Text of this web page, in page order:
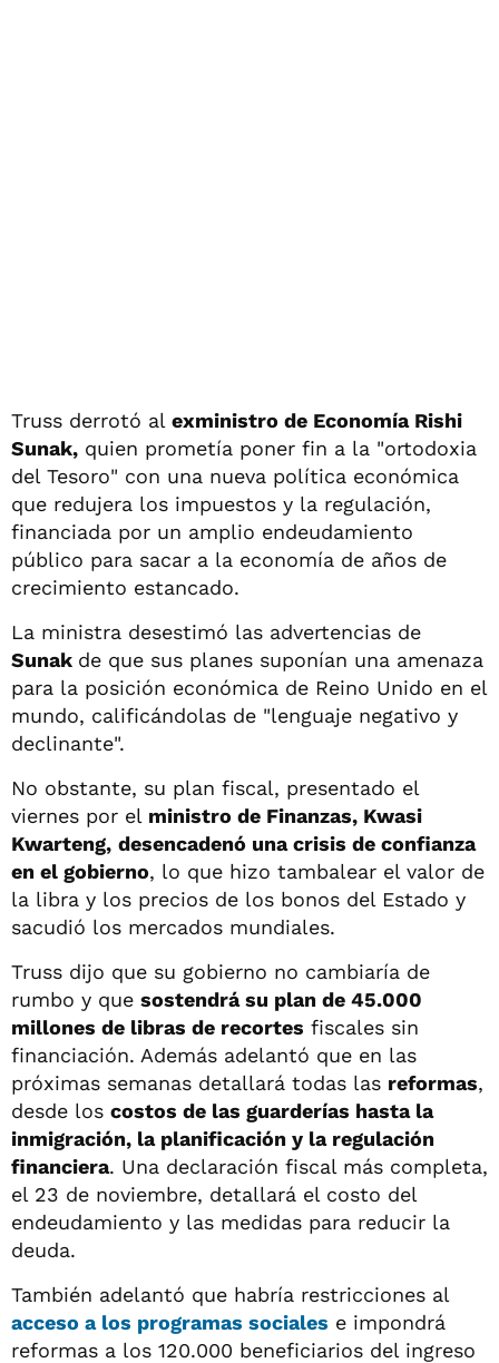
Truss derrotó al exministro de Economía Rishi
Sunak, quien prometía poner fin a la "ortodoxia
del Tesoro" con una nueva política económica
que redujera los impuestos y la regulación,
financiada por un amplio endeudamiento
público para sacar a la economía de años de
crecimiento estancado.
La ministra desestimó las advertencias de
Sunak de que sus planes suponían una amenaza
para la posición económica de Reino Unido en el
mundo, calificándolas de "lenguaje negativo y
declinante".
No obstante, su plan fiscal, presentado el
viernes por el ministro de Finanzas, Kwasi
Kwarteng, desencadenó una crisis de confianza
en el gobierno, lo que hizo tambalear el valor de
la libra y los precios de los bonos del Estado y
sacudió los mercados mundiales.
Truss dijo que su gobierno no cambiaría de
rumbo y que sostendrá su plan de 45.000
millones de libras de recortes fiscales sin
financiación. Además adelantó que en las
próximas semanas detallará todas las reformas,
desde los costos de las guarderías hasta la
inmigración, la planificación y la regulación
financiera. Una declaración fiscal más completa,
el 23 de noviembre, detallará el costo del
endeudamiento y las medidas para reducir la
deuda.
También adelantó que habría restricciones al
acceso a los programas sociales e impondrá
reformas a los 120.000 beneficiarios del ingreso